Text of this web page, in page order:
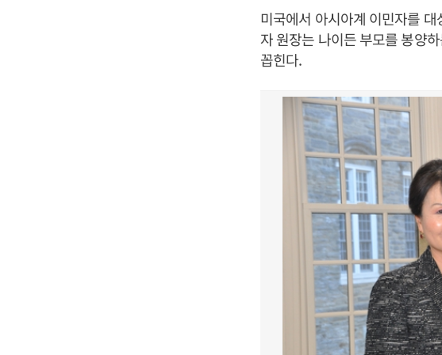
미국에서 아시아계 이민자를
자 원장는 나이든 부모를 봉양
꼽힌다.